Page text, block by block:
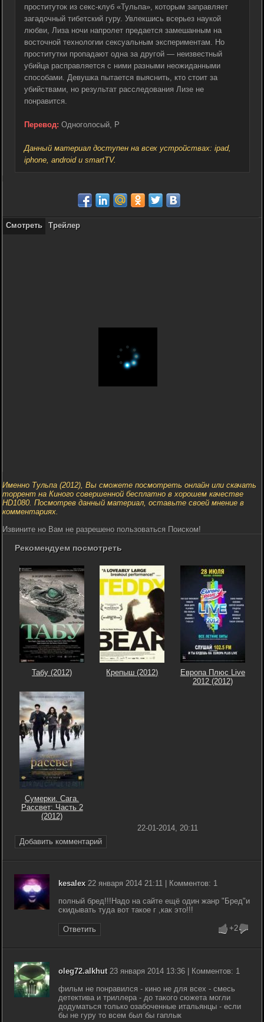
проституток из секс-клуб «Тульпа», которым заправляет
загадочный тибетский гуру. Увлекшись всерьез наукой
любви, Лиза ночи напролет предается замешанным на
восточной технологии сексуальным экспериментам. Но
проститутки пропадают одна за другой — неизвестный
убийца расправляется с ними разными неожиданными
способами. Девушка пытается выяснить, кто стоит за
убийствами, но результат расследования Лизе не
понравится.
Перевод: Одноголосый, P
Данный материал доступен на всех устройствах: ipad,
iphone, android и smartTV.
Смотреть Трейлер
Именно Тульпа (2012), Вы сможете посмотреть онлайн или скачать
торрент на Киного совершенной бесплатно в хорошем качестве
HD1080. Посмотрев данный материал, оставьте своей мнение в
комментариях.
Извините но Вам не разрешено пользоваться Поиском!
Рекомендуем посмотреть
Табу (2012) Крепыш (2012)
Европа Плюс Live
2012 (2012)
Сумерки. Сага.
Рассвет: Часть 2
(2012)
Добавить комментарий
22-01-2014, 20:11
kesalex22 января 2014 21:11 | Комментов: 1
полный бред!!!Надо на сайте ещё один жанр "Бред"и
скидывать туда вот такое г ,как это!!!
Ответить +2
oleg72.alkhut23 января 2014 13:36 | Комментов: 1
фильм не понравился - кино не для всех - смесь
детектива и триллера - до такого сюжета могли
додуматься только озабоченные итальянцы - если
бы не гуру то всем был бы гаплык